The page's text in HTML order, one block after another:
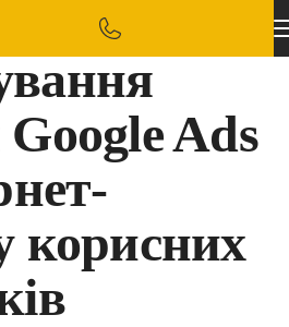
Ads
корисних